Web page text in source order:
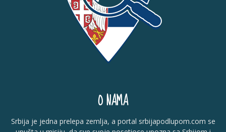
O NAMA
Srbija je jedna prelepa zemlja, a portal srbijapodlupom.com se